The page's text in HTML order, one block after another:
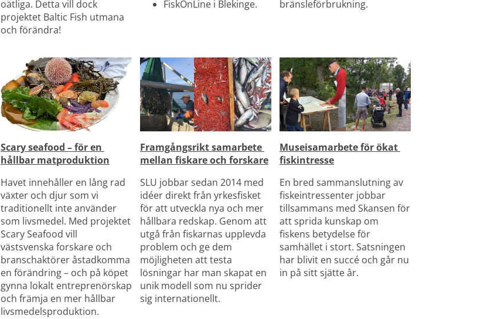
oätliga. Detta vill dock
projektet Baltic Fish utmana
och förändra!
FiskOnLine i Blekinge.
bränsleförbrukning.
Scary seafood – för en
hållbar matproduktion
Havet innehåller en lång rad
växter och djur som vi
traditionellt inte använder
som livsmedel. Med projektet
Scary Seafood vill
västsvenska forskare och
branschaktörer åstadkomma
en förändring – och på köpet
gynna lokalt entreprenörskap
och främja en mer hållbar
livsmedelsproduktion.
Framgångsrikt samarbete
mellan fiskare och forskare
SLU jobbar sedan 2014 med
idéer direkt från yrkesfisket
för att utveckla nya och mer
hållbara redskap. Genom att
utgå från fiskarnas upplevda
problem och ge dem
möjligheten att testa
lösningar har man skapat en
unik modell som nu sprider
sig internationellt.
Museisamarbete för ökat
fiskintresse
En bred sammanslutning av
fiskeintressenter jobbar
tillsammans med Skansen för
att sprida kunskap om
fiskens betydelse för
samhället i stort. Satsningen
har blivit en succé och går nu
in på sitt sjätte år.